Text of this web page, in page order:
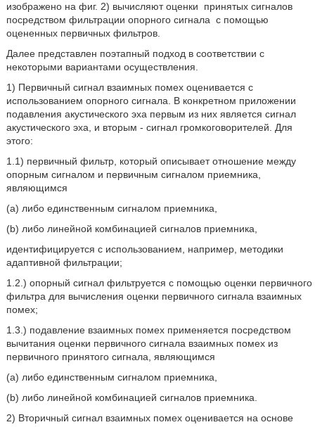
изображено на фиг. 2) вычисляют оценки
принятых сигналов
посредством фильтрации опорного сигнала с помощью
оцененных первичных фильтров.
Далее представлен поэтапный подход в соответствии с
некоторыми вариантами осуществления.
1) Первичный сигнал взаимных помех оценивается с
использованием опорного сигнала. В конкретном приложении
подавления акустического эха первым из них является сигнал
акустического эха, и вторым - сигнал громкоговорителей. Для
этого:
1.1) первичный фильтр, который описывает отношение между
опорным сигналом и первичным сигналом приемника,
являющимся
(a) либо единственным сигналом приемника,
(b) либо линейной комбинацией сигналов приемника,
идентифицируется с использованием, например, методики
адаптивной фильтрации;
1.2.) опорный сигнал фильтруется с помощью оценки первичного
фильтра для вычисления оценки первичного сигнала взаимных
помех;
1.3.) подавление взаимных помех применяется посредством
вычитания оценки первичного сигнала взаимных помех из
первичного принятого сигнала, являющимся
(a) либо единственным сигналом приемника,
(b) либо линейной комбинацией сигналов приемника.
2) Вторичный сигнал взаимных помех оценивается на основе